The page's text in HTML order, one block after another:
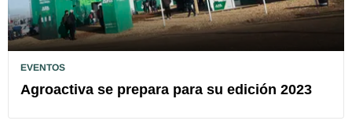
EVENTOS
Agroactiva se prepara para su edición 2023